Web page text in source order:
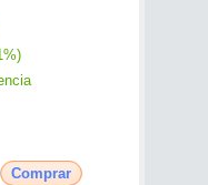
Comprar